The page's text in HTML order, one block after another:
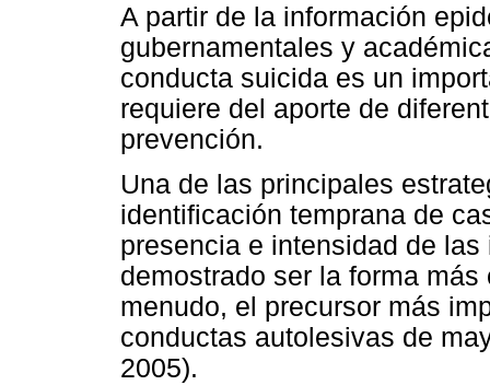
A partir de la información
gubernamentales y
conducta suicida es un
requiere del aporte de
prevención.
Una de las principales
identificación temprana de
presencia e intensidad de
demostrado ser la forma
menudo, el precursor más
conductas autolesivas de
2005).